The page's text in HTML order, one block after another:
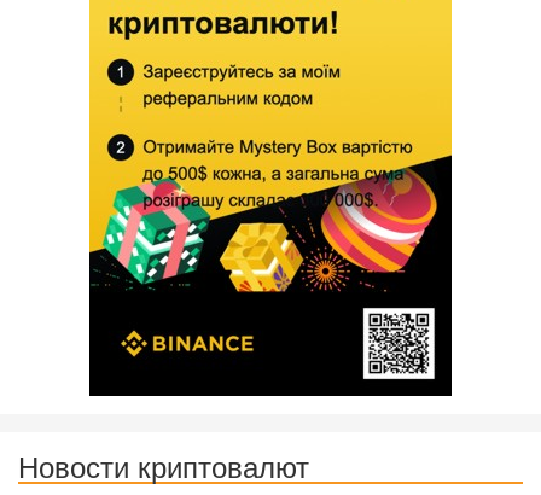
Новости криптовалют